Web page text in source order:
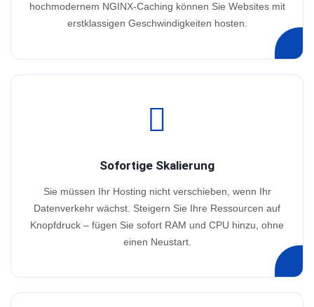
hochmodernem NGINX-Caching können Sie Websites mit
erstklassigen Geschwindigkeiten hosten.
Sofortige Skalierung
Sie müssen Ihr Hosting nicht verschieben, wenn Ihr
Datenverkehr wächst. Steigern Sie Ihre Ressourcen auf
Knopfdruck – fügen Sie sofort RAM und CPU hinzu, ohne
einen Neustart.